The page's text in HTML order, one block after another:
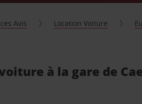
Avis Location Voiture
à la gare de